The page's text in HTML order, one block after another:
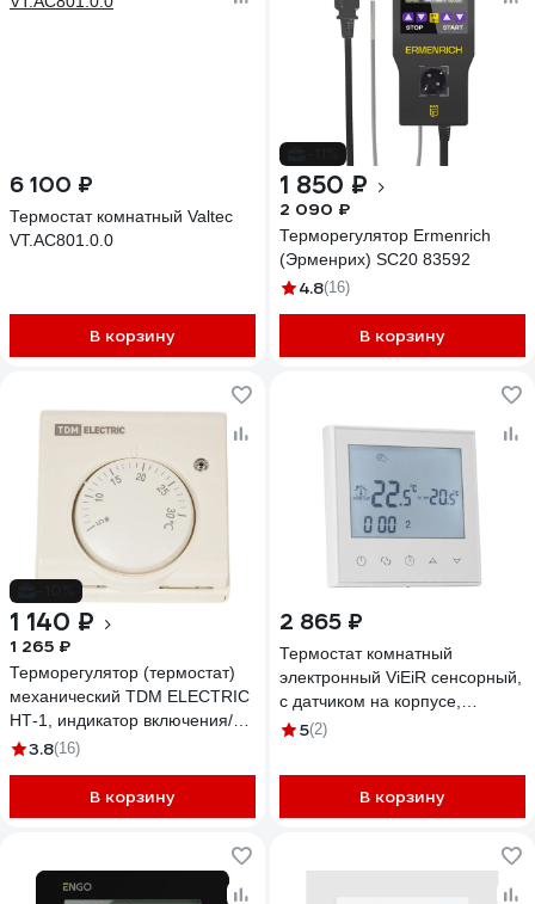
6 100 ₽
Термостат комнатный Valtec
VT.AC801.0.0
В корзину
1 850 ₽
2 090 ₽
Терморегулятор Ermenrich
(Эрменрих) SC20 83592
4.8(16)
В корзину
1 140 ₽
1 265 ₽
Терморегулятор (термостат)
механический TDM ELECTRIC
НТ-1, индикатор включения/
выключения нагрузки, 10 А,
3.8(16)
В корзину
2 865 ₽
Термостат комнатный
электронный ViEiR сенсорный,
с датчиком на корпусе,
программируемый, для
отопления VR406
5(2)
В корзину